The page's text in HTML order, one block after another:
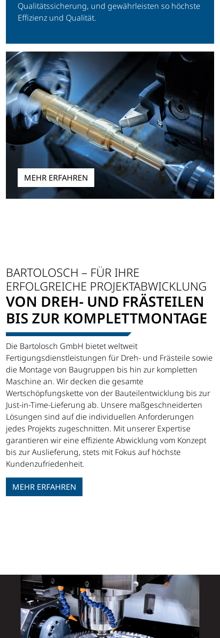
Qualitätssicherung, und gewährleisten so höchste
Effizienz und Qualität.
MEHR ERFAHREN
BARTOLOSCH – FÜR IHRE
ERFOLGREICHE PROJEKTABWICKLUNG
VON DREH- UND FRÄSTEILEN
BIS ZUR KOMPLETTMONTAGE
Die Bartolosch GmbH bietet weltweit
Fertigungsdienstleistungen für Dreh- und Frästeile sowie
die Montage von Baugruppen bis hin zur kompletten
Maschine an. Wir decken die gesamte
Wertschöpfungskette von der Bauteilentwicklung bis zur
Just-in-Time-Lieferung ab. Unsere maßgeschneiderten
Lösungen sind auf die individuellen Anforderungen
jedes Projekts zugeschnitten. Mit unserer Expertise
garantieren wir eine effiziente Abwicklung vom Konzept
bis zur Auslieferung, stets mit Fokus auf höchste
Kundenzufriedenheit.
MEHR ERFAHREN